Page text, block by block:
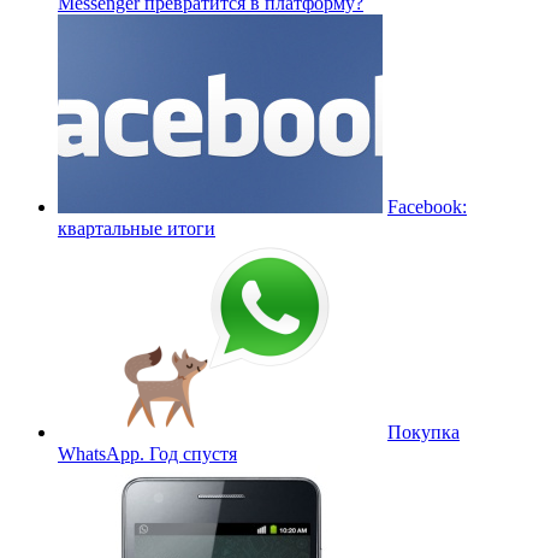
Facebook:
квартальные итоги
Покупка
WhatsApp. Год спустя